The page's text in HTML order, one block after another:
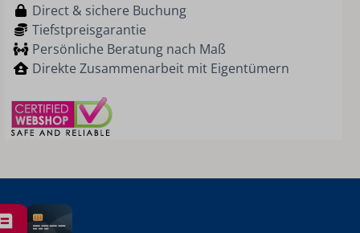
Direct & sichere Buchung
Tiefstpreisgarantie
Persönliche Beratung nach Maß
Direkte Zusammenarbeit mit Eigentümern